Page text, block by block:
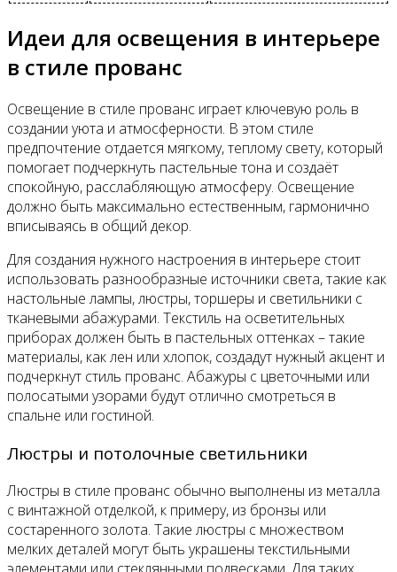
Идеи для освещения в интерьере
в стиле прованс
Освещение в стиле прованс играет ключевую роль в
создании уюта и атмосферности. В этом стиле
предпочтение отдается мягкому, теплому свету, который
помогает подчеркнуть пастельные тона и создаёт
спокойную, расслабляющую атмосферу. Освещение
должно быть максимально естественным, гармонично
вписываясь в общий декор.
Для создания нужного настроения в интерьере стоит
использовать разнообразные источники света, такие как
настольные лампы, люстры, торшеры и светильники с
тканевыми абажурами. Текстиль на осветительных
приборах должен быть в пастельных оттенках – такие
материалы, как лен или хлопок, создадут нужный акцент и
подчеркнут стиль прованс. Абажуры с цветочными или
полосатыми узорами будут отлично смотреться в
спальне или гостиной.
Люстры и потолочные светильники
Люстры в стиле прованс обычно выполнены из металла
с винтажной отделкой, к примеру, из бронзы или
состаренного золота. Такие люстры с множеством
мелких деталей могут быть украшены текстильными
элементами или стеклянными подвесками. Для таких